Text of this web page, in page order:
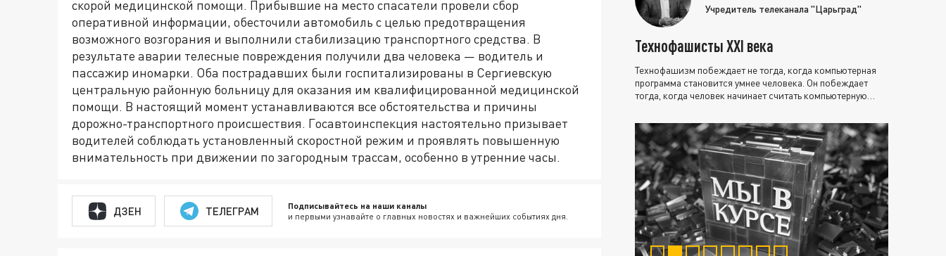
скорой медицинской помощи. Прибывшие на место спасатели провели сбор
оперативной информации, обесточили автомобиль с целью предотвращения
возможного возгорания и выполнили стабилизацию транспортного средства. В
результате аварии телесные повреждения получили два человека — водитель и
пассажир иномарки. Оба пострадавших были госпитализированы в Сергиевскую
центральную районную больницу для оказания им квалифицированной медицинской
помощи. В настоящий момент устанавливаются все обстоятельства и причины
дорожно-транспортного происшествия. Госавтоинспекция настоятельно призывает
водителей соблюдать установленный скоростной режим и проявлять повышенную
внимательность при движении по загородным трассам, особенно в утренние часы.
ДЗЕН ТЕЛЕГРАМ Подписывайтесь на наши каналы
и первыми узнавайте о главных новостях и важнейших событиях дня.
Учредитель телеканала "Царьград"
Технофашисты XXI века
Технофашизм побеждает не тогда, когда компьютерная
программа становится умнее человека. Он побеждает
тогда, когда человек начинает считать компьютерную